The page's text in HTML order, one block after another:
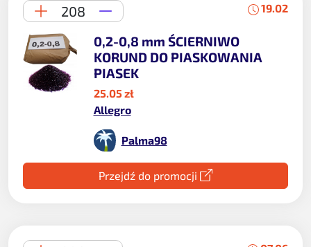
208 19.02
0,2-0,8 mm ŚCIERNIWO
KORUND DO PIASKOWANIA
PIASEK
25.05 zł
Allegro
Palma98
Przejdź do promocji